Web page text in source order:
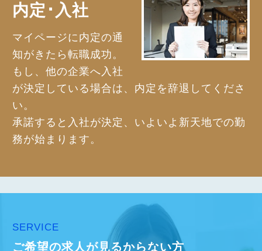
内定･入社
マイページに内定の通
知がきたら転職成功。
もし、他の企業へ入社
が決定している場合は、内定を辞退してくださ
い。
承諾すると入社が決定、いよいよ新天地での勤
務が始まります。
SERVICE
ご希望の求人が見るからない方